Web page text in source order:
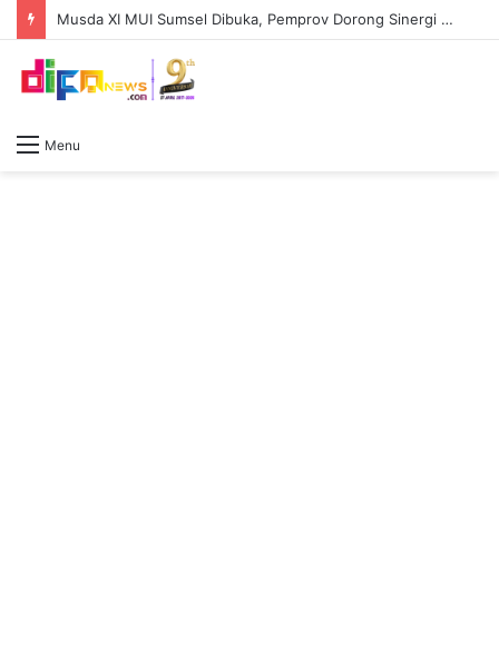
Musda XI MUI Sumsel Dibuka, Pemprov Dorong Sinergi Ulama dan Pemerintah Perkuat Pembangunan Daerah
Menu